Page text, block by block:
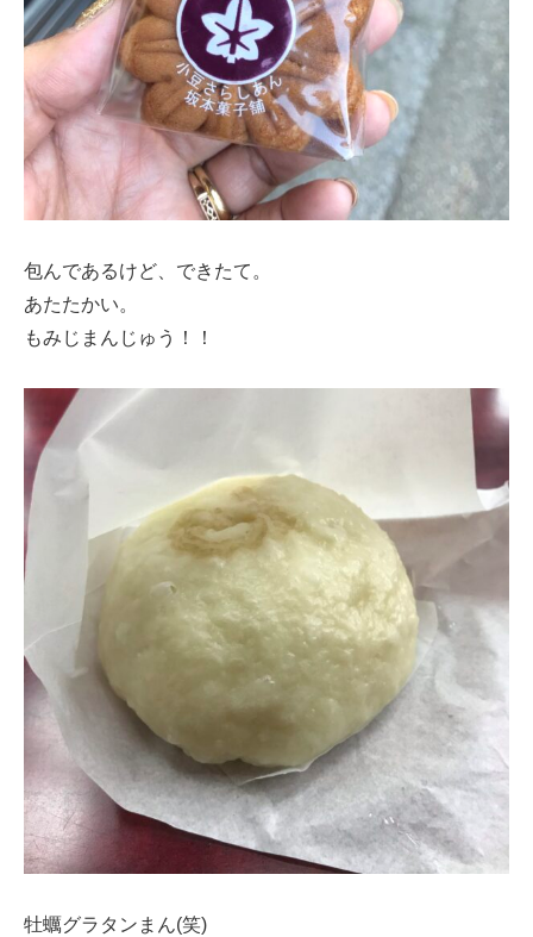
包んであるけど、できたて。
あたたかい。
もみじまんじゅう！！
牡蠣グラタンまん(笑)